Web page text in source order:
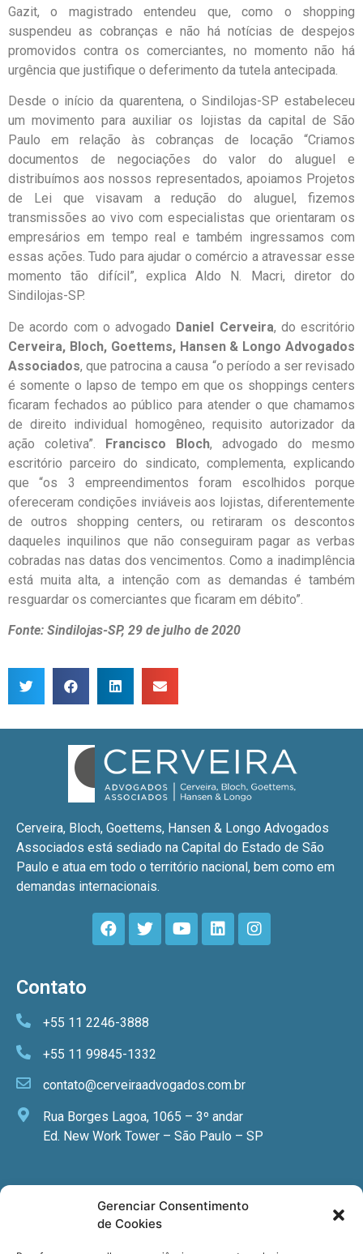
Gerenciar Consentimento
de Cookies
Gazit, o magistrado entendeu que, como o shopping
suspendeu as cobranças e não há notícias de despejos
promovidos contra os comerciantes, no momento não há
urgência que justifique o deferimento da tutela antecipada.
Desde o início da quarentena, o Sindilojas-SP estabeleceu
um movimento para auxiliar os lojistas da capital de São
Paulo em relação às cobranças de locação “Criamos
documentos de negociações do valor do aluguel e
distribuímos aos nossos representados, apoiamos Projetos
de Lei que visavam a redução do aluguel, fizemos
transmissões ao vivo com especialistas que orientaram os
empresários em tempo real e também ingressamos com
essas ações. Tudo para ajudar o comércio a atravessar esse
momento tão difícil”, explica Aldo N. Macri, diretor do
Sindilojas-SP.
De acordo com o advogado Daniel Cerveira, do escritório
Cerveira, Bloch, Goettems, Hansen & Longo Advogados
Associados, que patrocina a causa “o período a ser revisado
é somente o lapso de tempo em que os shoppings centers
ficaram fechados ao público para atender o que chamamos
de direito individual homogêneo, requisito autorizador da
ação coletiva”. Francisco Bloch, advogado do mesmo
escritório parceiro do sindicato, complementa, explicando
que “os 3 empreendimentos foram escolhidos porque
ofereceram condições inviáveis aos lojistas, diferentemente
de outros shopping centers, ou retiraram os descontos
daqueles inquilinos que não conseguiram pagar as verbas
cobradas nas datas dos vencimentos. Como a inadimplência
está muita alta, a intenção com as demandas é também
resguardar os comerciantes que ficaram em débito”.
Fonte: Sindilojas-SP, 29 de julho de 2020
Cerveira, Bloch, Goettems, Hansen & Longo Advogados
Associados está sediado na Capital do Estado de São
Paulo e atua em todo o território nacional, bem como em
demandas internacionais.
Contato
+55 11 2246-3888
+55 11 99845-1332
contato@cerveiraadvogados.com.br
Rua Borges Lagoa, 1065 – 3º andar
Ed. New Work Tower – São Paulo – SP
Newsletter